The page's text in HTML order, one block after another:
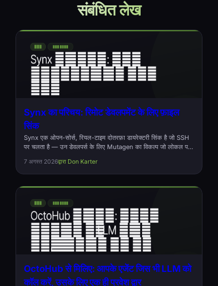
संबंधित लेख
Synx का परिचय: रिमोट डेवलपमेंट के लिए फ़ाइल
सिंक
Synx एक ओपन-सोर्स, रियल-टाइम दोतरफ़ा डायरेक्टरी सिंक है जो SSH
पर चलता है — उन डेवलपर्स के लिए Mutagen का विकल्प जो लोकल पर
गया, एक कमांड, कोई डेमन नहीं।
7 अगस्त 2026द्वारा Don Karter
OctoHub से मिलिए: आपके एजेंट जिस भी LLM को
कॉल करें, उसके लिए एक ही प्रवेश द्वार